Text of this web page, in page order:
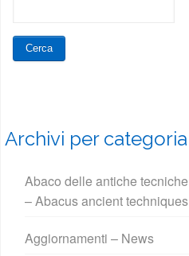
Archivi per categoria
Abaco delle antiche tecniche
– Abacus ancient techniques
Aggiornamenti – News